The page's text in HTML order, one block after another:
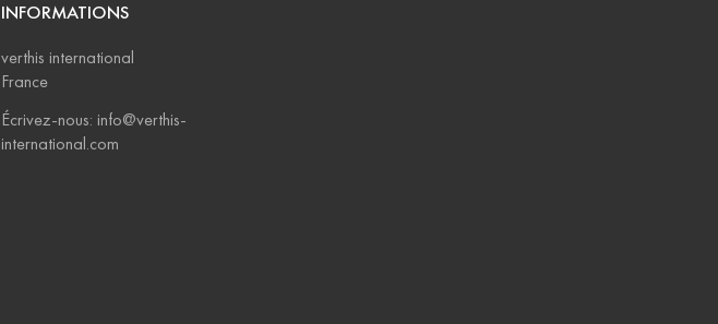
INFORMATIONS
verthis international
France
Écrivez-nous: info@verthis-
international.com